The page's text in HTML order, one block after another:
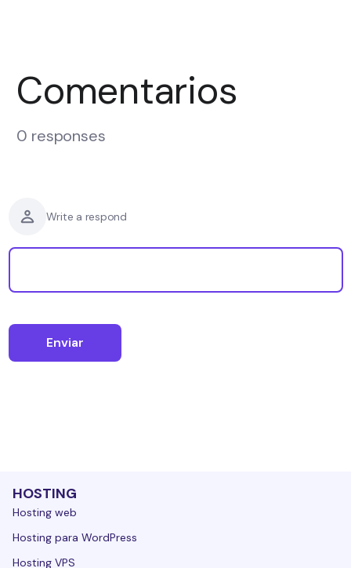
Comentarios
0 responses
Write a respond
HOSTING
Hosting web
Hosting para WordPress
Hosting VPS